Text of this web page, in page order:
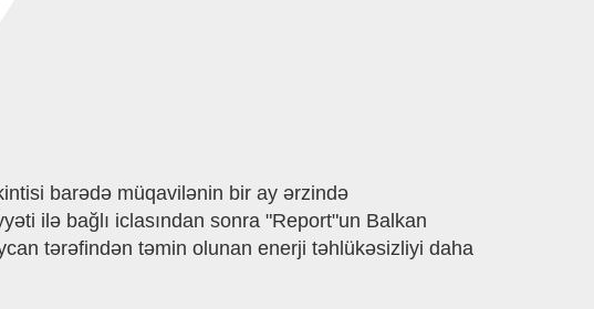
barədə müqavilənin bir ay ərzində
ilə bağlı iclasından sonra "Report"un Balkan
tərəfindən təmin olunan enerji təhlükəsizliyi daha